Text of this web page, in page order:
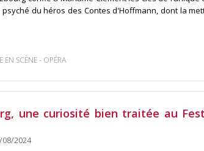
psyché du héros des Contes d'Hoffmann, dont la
EN SCÈNE- OPÉRA
une curiosité bien traitée au
08/2024